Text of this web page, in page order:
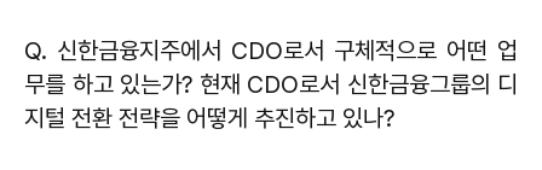
Q. 신한금융지주에서 CDO로서 구체적으로 어떤 업
무를 하고 있는가? 현재 CDO로서 신한금융그룹의 디
지털 전환 전략을 어떻게 추진하고 있나?